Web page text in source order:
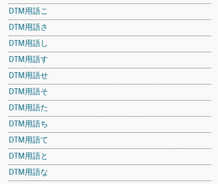
DTM用語こ
DTM用語さ
DTM用語し
DTM用語す
DTM用語せ
DTM用語そ
DTM用語た
DTM用語ち
DTM用語て
DTM用語と
DTM用語な